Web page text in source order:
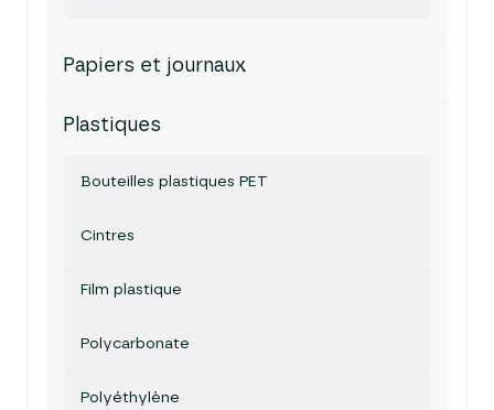
Papiers et journaux
Plastiques
Bouteilles plastiques PET
Cintres
Film plastique
Polycarbonate
Polyéthylène